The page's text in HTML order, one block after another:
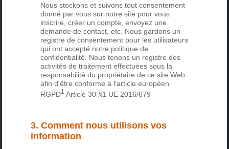
Nous stockons et suivons tout consentement
donné par vous sur notre site pour vous
inscrire, créer un compte, envoyez une
demande de contact, etc. Nous gardons un
registre de consentement pour les utilisateurs
qui ont accepté notre politique de
confidentialité. Nous tenons un registre des
activités de traitement effectuées sous la
responsabilité du propriétaire de ce site Web
afin d'être conforme à l'article européen
RGPD1 Article 30 §1 UE 2016/679
3. Comment nous utilisons vos
information